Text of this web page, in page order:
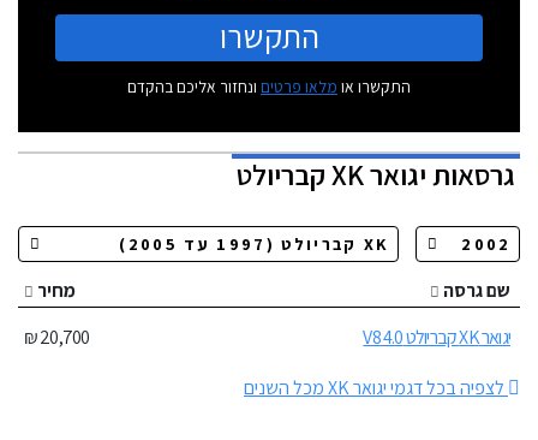
התקשרו
התקשרו או מלאו פרטים ונחזור אליכם בהקדם
גרסאותיגואר XK קבריולט
שם גרסה
מחיר
יגואר XK קבריולט 4.0 V8
20,700 ₪
לצפיה בכל דגמי יגואר XK מכל השנים